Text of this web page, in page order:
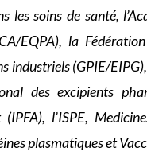
soins de santé,
EQPA), la
industriels (GPIE/
des excipients
l’ISPE,
plasmatiques et